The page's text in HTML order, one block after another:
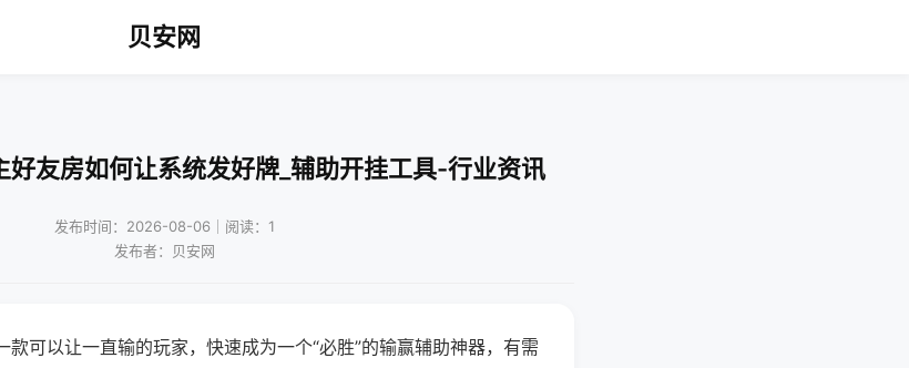
贝安网
好友房如何让系统发好牌_辅助开挂工具-行业资讯
发布时间：2026-08-06｜阅读：1
发布者：贝安网
可以让一直输的玩家，快速成为一个“必胜”的输赢辅助神器，有需